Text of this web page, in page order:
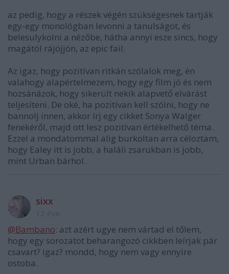
az pedig, hogy a részek végén szükségesnek tartják
egy-egy monológban levonni a tanulságot, és
belesulykolni a nézőbe, hátha annyi esze sincs, hogy
magától rájöjjön, az epic fail.
Az igaz, hogy pozitívan ritkán szólalok meg, én
valahogy alapértelmezem, hogy egy film jó és nem
hozsánázok, hogy sikerült nekik alapvető elvárást
teljesíteni. De oké, ha pozitívan kell szólni, hogy ne
bannolj innen, akkor írj egy cikket Sonya Walger
fenekéről, majd ott lesz pozitívan értékelhető téma.
Ezzel a mondatommal alig burkoltan arra céloztam,
hogy Ealey itt is jobb, a haláli zsarukban is jobb,
mint Urban bárhol.
sixx
@Bambano: azt azért ugye nem vártad el tőlem,
hogy egy sorozatot beharangozó cikkben leírjak pár
csavart? igaz? mondd, hogy nem vagy ennyire
ostoba.